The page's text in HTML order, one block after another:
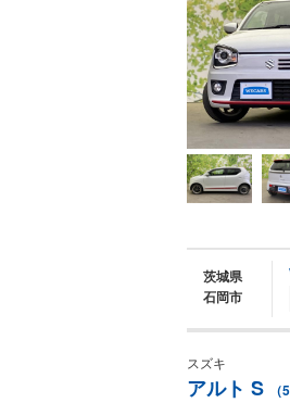
茨城県
石岡市
スズキ
アルト S